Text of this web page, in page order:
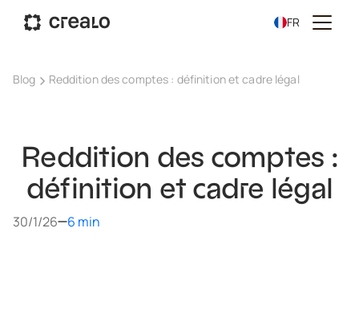
FR
Blog Reddition des comptes : définition et cadre légal
Reddition des comptes :
définition et cadre légal
30/1/26 6 min